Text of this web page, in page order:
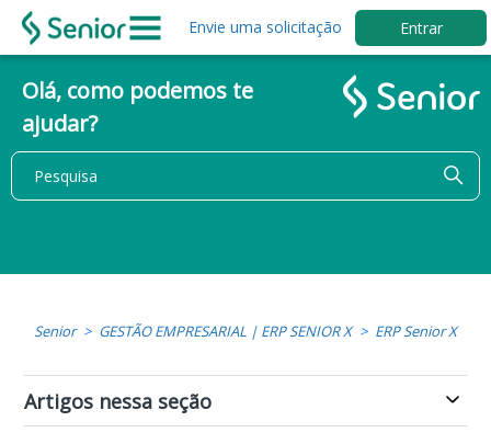
Envie uma solicitação Entrar
Olá, como podemos te
ajudar?
Senior GESTÃO EMPRESARIAL | ERP SENIOR X ERP Senior X
Artigos nessa seção